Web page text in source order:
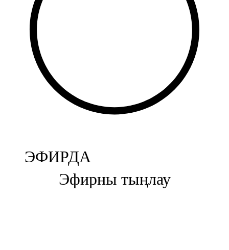
Балык бистәсе
104,9 FM
Баулы
107,5 FM
Биләр
Болгар
106,0 FM
Бөгелмә
ЭФИРДА
Эфирны тыңлау